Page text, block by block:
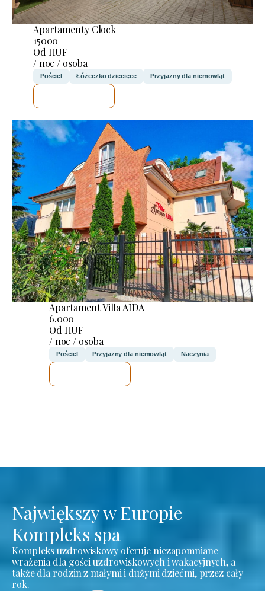
Apartamenty Clock
15000
Od HUF
/ noc / osoba
Pościel Łóżeczko dziecięce Przyjazny dla niemowląt
Apartament Villa AIDA
6.000
Od HUF
/ noc / osoba
Pościel Przyjazny dla niemowląt Naczynia
Największy w Europie
Kompleks spa
Kompleks uzdrowiskowy oferuje niezapomniane
wrażenia dla gości uzdrowiskowych i wakacyjnych, a
także dla rodzin z małymi i dużymi dziećmi, przez cały
rok.